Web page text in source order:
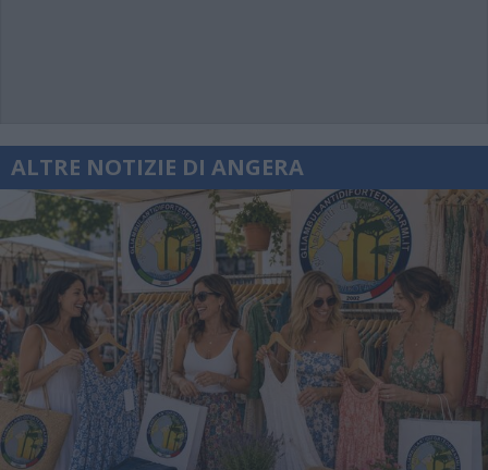
ALTRE NOTIZIE DI ANGERA